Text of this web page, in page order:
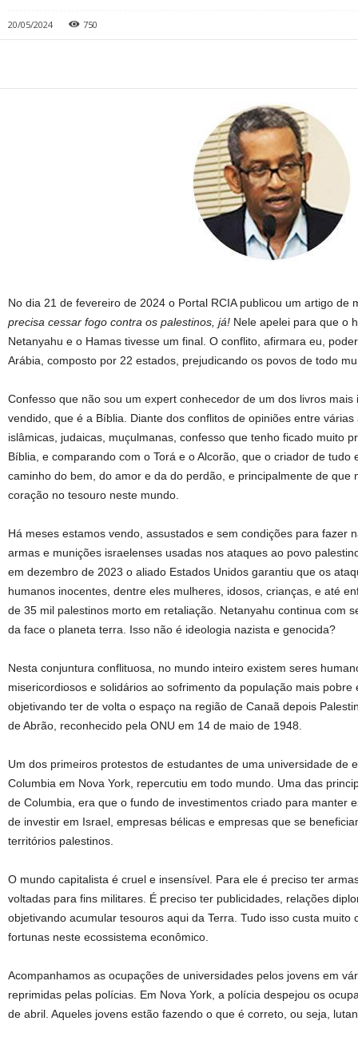
20/05/2024 750
No dia 21 de fevereiro de 2024 o Portal RCIA publicou um artigo
precisa cessar fogo contra os palestinos, já! Nele apelei para que o
Netanyahu e o Hamas tivesse um final. O conflito, afirmara eu,
Arábia, composto por 22 estados, prejudicando os povos de todo
Confesso que não sou um expert conhecedor de um dos livros
vendido, que é a Bíblia. Diante dos conflitos de opiniões entre
islâmicas, judaicas, muçulmanas, confesso que tenho ficado muito
Bíblia, e comparando com o Torá e o Alcorão, que o criador de tudo
caminho do bem, do amor e da do perdão, e principalmente de que
coração no tesouro neste mundo.
Há meses estamos vendo, assustados e sem condições para fazer
armas e munições israelenses usadas nos ataques ao povo
em dezembro de 2023 o aliado Estados Unidos garantiu que os
humanos inocentes, dentre eles mulheres, idosos, crianças, e até
de 35 mil palestinos morto em retaliação. Netanyahu continua com
da face o planeta terra. Isso não é ideologia nazista e genocida?
Nesta conjuntura conflituosa, no mundo inteiro existem seres
misericordiosos e solidários ao sofrimento da população mais
objetivando ter de volta o espaço na região de Canaã depois
de Abrão, reconhecido pela ONU em 14 de maio de 1948.
Um dos primeiros protestos de estudantes de uma universidade de
Columbia em Nova York, repercutiu em todo mundo. Uma das
de Columbia, era que o fundo de investimentos criado para manter
de investir em Israel, empresas bélicas e empresas que se
territórios palestinos.
O mundo capitalista é cruel e insensível. Para ele é preciso ter
voltadas para fins militares. É preciso ter publicidades, relações
objetivando acumular tesouros aqui da Terra. Tudo isso custa
fortunas neste ecossistema econômico.
Acompanhamos as ocupações de universidades pelos jovens em
reprimidas pelas polícias. Em Nova York, a polícia despejou os
de abril. Aqueles jovens estão fazendo o que é correto, ou seja,